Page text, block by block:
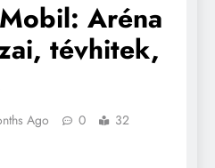
Aréna
tévhitek,
Ago 0
32